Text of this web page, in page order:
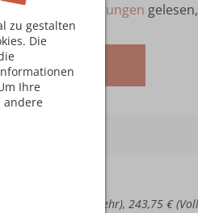
zu gestalten
Die
Ihre
andere
Teilnahmebedingungen
anmelden
Güterkraftverkehr), 243,75 €